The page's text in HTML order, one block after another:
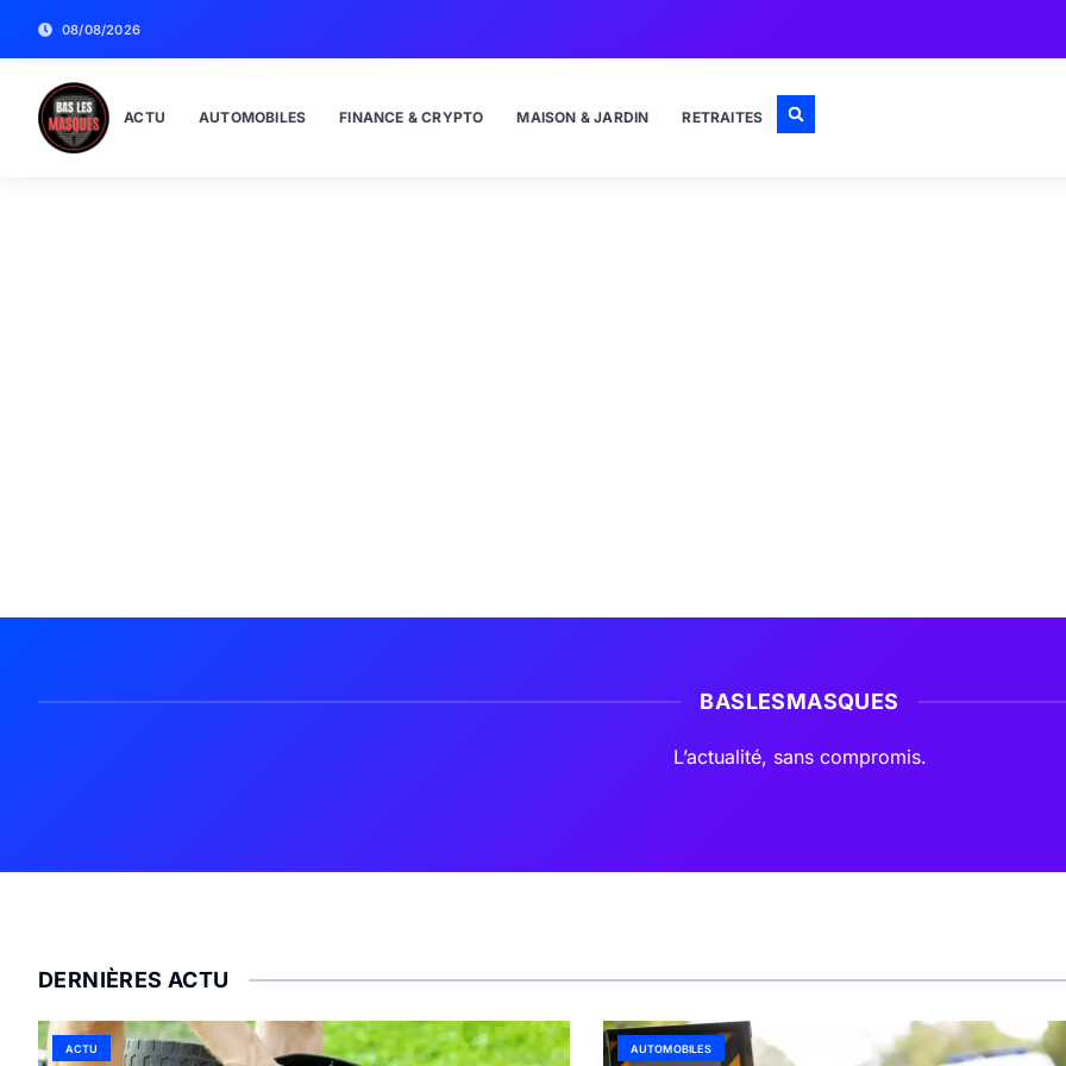
08/08/2026
ACTU AUTOMOBILES FINANCE & CRYPTO MAISON & JARDIN RETRAITES
BASLESMASQUES
L’actualité, sans compromis.
DERNIÈRES ACTU
ACTU AUTOMOBILES